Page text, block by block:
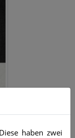
haben zwei